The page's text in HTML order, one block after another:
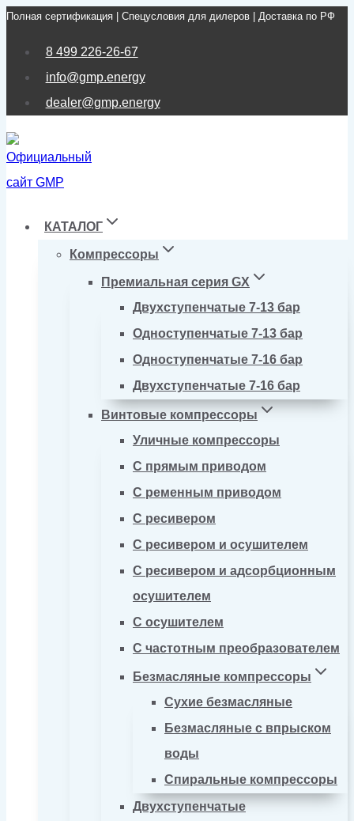
Перейти
Полная сертификация | Спецусловия для дилеров | Доставка по РФ
8 499 226-26-67
info@gmp.energy
dealer@gmp.energy
КАТАЛОГ
Компрессоры
Премиальная серия GX
Двухступенчатые 7-13 бар
Одноступенчатые 7-13 бар
Одноступенчатые 7-16 бар
Двухступенчатые 7-16 бар
Винтовые компрессоры
Уличные компрессоры
С прямым приводом
С ременным приводом
С ресивером
С ресивером и осушителем
С ресивером и адсорбционным
осушителем
С осушителем
С частотным преобразователем
Безмасляные компрессоры
Сухие безмасляные
Безмасляные с впрыском
воды
Спиральные компрессоры
Двухступенчатые